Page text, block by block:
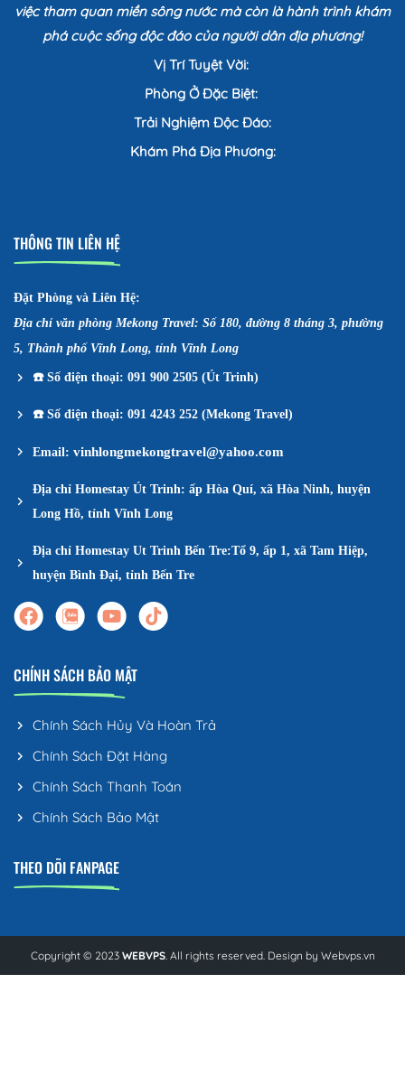
việc tham quan miền sông nước mà còn là hành trình khám
phá cuộc sống độc đáo của người dân địa phương!
Vị Trí Tuyệt Vời:
Phòng Ở Đặc Biệt:
Trải Nghiệm Độc Đáo:
Khám Phá Địa Phương:
THÔNG TIN LIÊN HỆ
Đặt Phòng và Liên Hệ:
Địa chỉ văn phòng Mekong Travel: Số 180, đường 8 tháng 3, phường
5, Thành phố Vĩnh Long, tỉnh Vĩnh Long
☎️Số điện thoại: 091 900 2505 (Út Trinh)
☎️Số điện thoại: 091 4243 252 (Mekong Travel)
Email: vinhlongmekongtravel@yahoo.com
Địa chỉ Homestay Út Trinh: ấp Hòa Quí, xã Hòa Ninh, huyện
Long Hồ, tỉnh Vĩnh Long
Địa chỉ Homestay Ut Trinh Bến Tre:Tổ 9, ấp 1, xã Tam Hiệp,
huyện Bình Đại, tỉnh Bến Tre
CHÍNH SÁCH BẢO MẬT
Chính Sách Hủy Và Hoàn Trả
Chính Sách Đặt Hàng
Chính Sách Thanh Toán
Chính Sách Bảo Mật
THEO DÕI FANPAGE
Copyright © 2023 WEBVPS. All rights reserved. Design by Webvps.vn